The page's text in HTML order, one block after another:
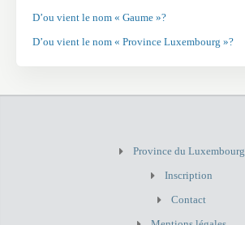
D’ou vient le nom « Gaume »?
D’ou vient le nom « Province Luxembourg »?
Province du Luxembourg
Inscription
Contact